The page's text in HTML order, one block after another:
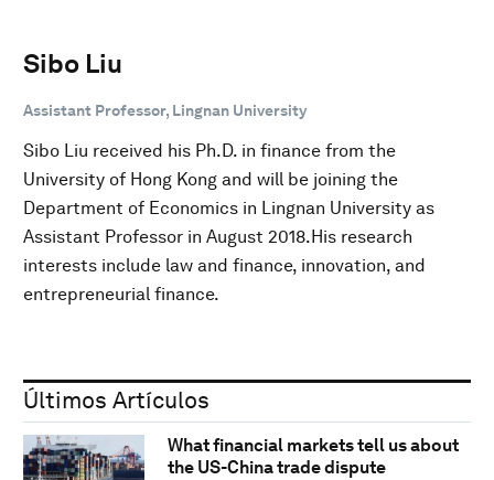
Sibo Liu
Assistant Professor, Lingnan University
Sibo Liu received his Ph.D. in finance from the
University of Hong Kong and will be joining the
Department of Economics in Lingnan University as
Assistant Professor in August 2018.His research
interests include law and finance, innovation, and
entrepreneurial finance.
Últimos Artículos
What financial markets tell us about
the US-China trade dispute